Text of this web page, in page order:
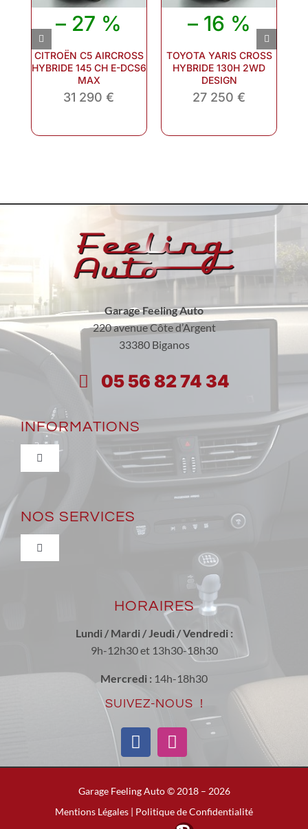
– 27 %
CITROËN C5 AIRCROSS
HYBRIDE 145 CH E-DCS6
MAX
31 290 €
– 16 %
TOYOTA YARIS CROSS
HYBRIDE 130H 2WD
DESIGN
27 250 €
Garage Feeling Auto
220 avenue Côte d’Argent
33380 Biganos
05 56 82 74 34
INFORMATIONS
Toggle
Navigation
Nous contacter
Tarif de la main d’oeuvre
Mentions Légales
NOS SERVICES
Toggle
Véhicules neufs et occasions récentes
Entretien & réparation toutes marques
Conversion Ethanol
Les Produits ECOTEC
Carrosserie / Peinture
HORAIRES
Lundi / Mardi / Jeudi / Vendredi :
9h-12h30 et 13h30-18h30
Mercredi : 14h-18h30
SUIVEZ-NOUS !
Garage Feeling Auto © 2018 – 2026
Mentions Légales | Politique de Confidentialité